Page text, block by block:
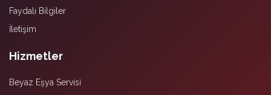
Faydalı Bilgiler
İletişim
Hizmetler
Beyaz Eşya Servisi